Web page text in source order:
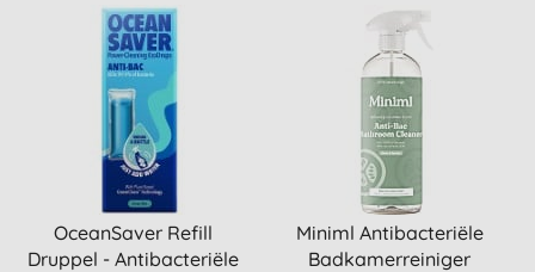
OceanSaver Refill
Druppel - Antibacteriële
Miniml Antibacteriële
Badkamerreiniger